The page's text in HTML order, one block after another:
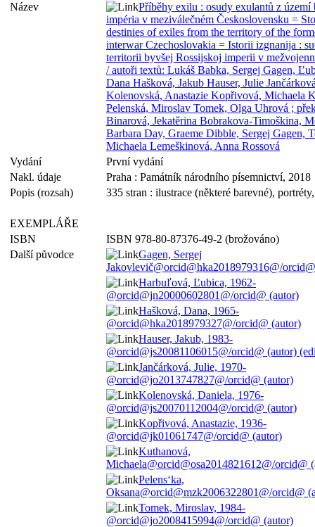
Název
Příběhy exilu : osudy exulantů z území
impéria v meziválečném Československu =
destinies of exiles from the territory of the
interwar Czechoslovakia = Istorii izgnanija :
territorii byvšej Rossijskoj imperii v
/ autoři textů: Lukáš Babka, Sergej Gagen,
Dana Hašková, Jakub Hauser, Julie
Kolenovská, Anastazie Kopřivová, Michaela
Pelenská, Miroslav Tomek, Olga Uhrová ;
Binarová, Jekatěrina Bobrakova-Timoškina,
Barbara Day, Graeme Dibble, Sergej Gagen,
Michaela Lemeškinová, Anna Rossová
Vydání
První vydání
Nakl. údaje
Praha : Památník národního písemnictví, 2018
Popis (rozsah)
335 stran : ilustrace (některé barevné),
EXEMPLÁŘE
ISBN
ISBN 978-80-87376-49-2 (brožováno)
Další původce
Gagen, Sergej
Jakovlevič@orcid@hka2018979316@/
Harbuľová, Ľubica, 1962-
@orcid@jn20000602801@/orcid@ (autor)
Hašková, Dana, 1965-
@orcid@hka2018979327@/orcid@ (autor)
Hauser, Jakub, 1983-
@orcid@js20081106015@/orcid@ (autor)
Jančárková, Julie, 1970-
@orcid@jo2013747827@/orcid@ (autor)
Kolenovská, Daniela, 1976-
@orcid@js20070112004@/orcid@ (autor)
Kopřivová, Anastazie, 1936-
@orcid@jk01061747@/orcid@ (autor)
Kuthanová,
Michaela@orcid@osa2014821612@/orcid@
Pelens‘ka,
Oksana@orcid@mzk2006322801@/orcid@
Tomek, Miroslav, 1984-
@orcid@jo2008415994@/orcid@ (autor)